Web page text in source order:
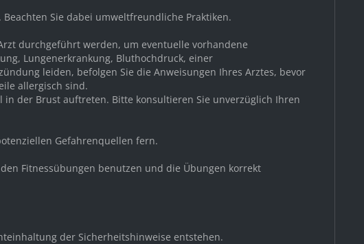
Sie dabei umweltfreundliche Praktiken.
durchgeführt werden, um eventuelle vorhandene
Lungenerkrankung, Bluthochdruck, einer
leiden, befolgen Sie die Anweisungen Ihres Arztes, bevor
allergisch sind.
in der Brust auftreten. Bitte konsultieren Sie unverzüglich Ihren
Gefahrenquellen fern.
Fitnessübungen benutzen und die Übungen korrekt
der Sicherheitshinweise entstehen.